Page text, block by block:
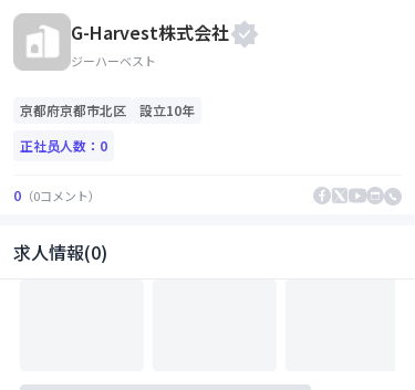
G-Harvest株式会社
ジーハーベスト
京都府京都市北区
設立10年
正社员人数： 0
0 （0コメント）
求人情報(0)